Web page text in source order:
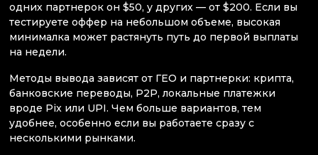
одних партнерок он $50, у других — от $200. Если вы
тестируете оффер на небольшом объеме, высокая
минималка может растянуть путь до первой выплаты
на недели.
Методы вывода зависят от ГЕО и партнерки: крипта,
банковские переводы, P2P, локальные платежки
вроде Pix или UPI. Чем больше вариантов, тем
удобнее, особенно если вы работаете сразу с
несколькими рынками.